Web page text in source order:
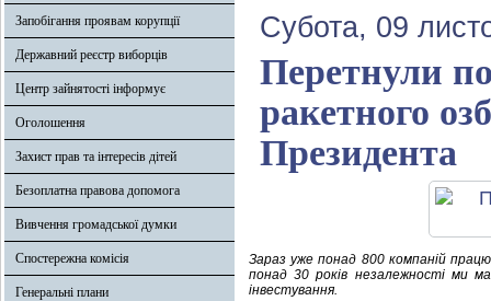
Запобігання проявам корупції
Державний реєстр виборців
Центр зайнятості інформує
Оголошення
Захист прав та інтересів дітей
Безоплатна правова допомога
Вивчення громадської думки
Спостережна комісія
Генеральні плани
Субота, 09
Перетнули
ракетного
Президента
Зараз уже понад 800 компаній
понад 30 років незалежності ми
інвестування.